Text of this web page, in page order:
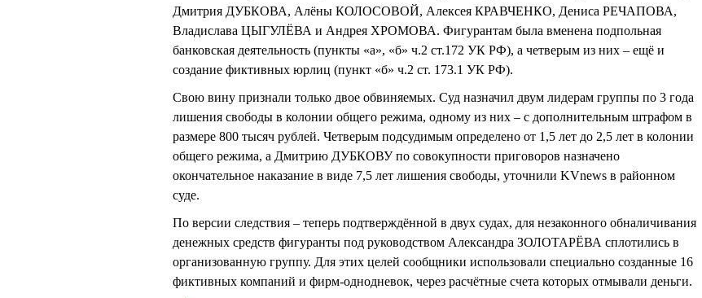
Дмитрия ДУБКОВА, Алёны КОЛОСОВОЙ, Алексея КРАВЧЕНКО, Дениса РЕЧАПОВА,
Владислава ЦЫГУЛЁВА и Андрея ХРОМОВА. Фигурантам была вменена подпольная
банковская деятельность (пункты «а», «б» ч.2 ст.172 УК РФ), а четверым из них – ещё и
создание фиктивных юрлиц (пункт «б» ч.2 ст. 173.1 УК РФ).
Свою вину признали только двое обвиняемых. Суд назначил двум лидерам группы по 3 года
лишения свободы в колонии общего режима, одному из них – с дополнительным штрафом в
размере 800 тысяч рублей. Четверым подсудимым определено от 1,5 лет до 2,5 лет в колонии
общего режима, а Дмитрию ДУБКОВУ по совокупности приговоров назначено
окончательное наказание в виде 7,5 лет лишения свободы, уточнили KVnews в районном
суде.
По версии следствия – теперь подтверждённой в двух судах, для незаконного обналичивания
денежных средств фигуранты под руководством Александра ЗОЛОТАРЁВА сплотились в
организованную группу. Для этих целей сообщники использовали специально созданные 16
фиктивных компаний и фирм-однодневок, через расчётные счета которых отмывали деньги.